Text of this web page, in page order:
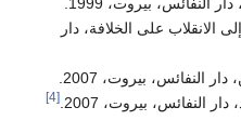
على الخلافة، دار
بيروت، 2007.
بيروت، 2007.
[4]